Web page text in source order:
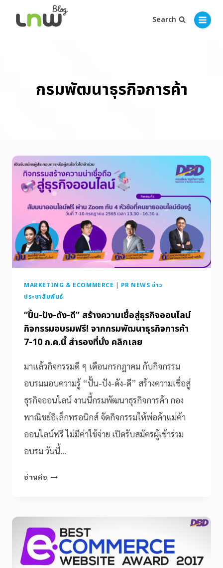
Search
กรมพัฒนาธุรกิจการค้า
MARKETING & ECOMMERCE | PR NEWS ข่าว
ประชาสัมพันธ์
“ปั้น-ปัง-ดัง-ดี” สร้างความเชื่อสู่ธุรกิจออนไลน์
กิจกรรมอบรมฟรี! จากกรมพัฒนาธุรกิจการค้า
7-10 ก.ค.นี้ สำรองที่นั่ง คลิกเลย
มาแล้วกิจกรรมดี ๆ เดือนกรกฎาคม กับกิจกรรม
อบรมมอบความรู้ “ปั้น-ปัง-ดัง-ดี” สร้างความเชื่อสู่
ธุรกิจออนไลน์ งานนี้กรมพัฒนาธุรกิจการค้า กอง
พาณิชย์อิเล็กทรอนิกส์ จัดกิจกรรมให้พ่อค้าแม่ค้า
ออนไลน์ฟรี ไม่มีค่าใช้จ่าย เปิดรับสมัครผู้เข้าร่วม
อบรม วันนี้…
อ่านต่อ